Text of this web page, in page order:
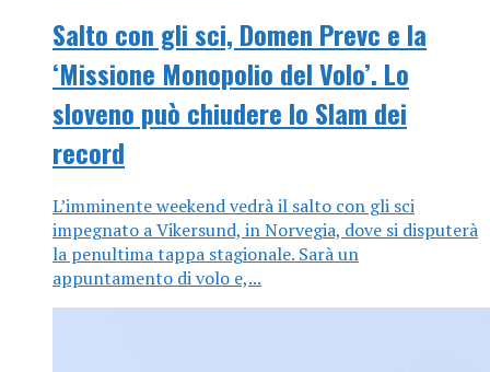
Salto con gli sci, Domen Prevc e la
‘Missione Monopolio del Volo’. Lo
sloveno può chiudere lo Slam dei
record
L’imminente weekend vedrà il salto con gli sci
impegnato a Vikersund, in Norvegia, dove si disputerà
la penultima tappa stagionale. Sarà un
appuntamento di volo e,...